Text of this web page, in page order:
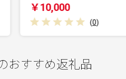
0)
おすすめ返礼品